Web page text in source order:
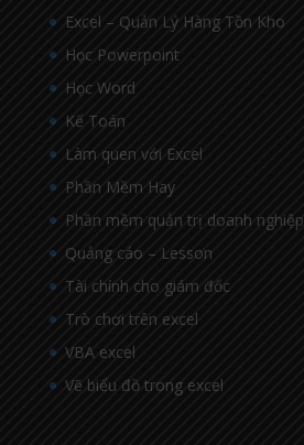
Excel – Quản Lý Hàng Tồn Kho
Học Powerpoint
Học Word
Kế Toán
Làm quen với Excel
Phần Mềm Hay
Phần mềm quản trị doanh nghiệp
Quảng cáo – Lesson
Tài chính cho giám đốc
Trò chơi trên excel
VBA excel
Vẽ biểu đồ trong excel